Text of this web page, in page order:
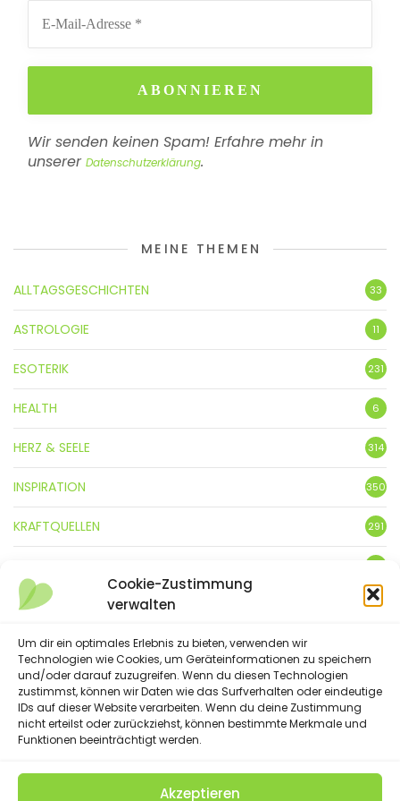
Cookie-Zustimmung
verwalten
Um dir ein optimales Erlebnis zu bieten, verwenden wir
Technologien wie Cookies, um Geräteinformationen zu speichern
und/oder darauf zuzugreifen. Wenn du diesen Technologien
zustimmst, können wir Daten wie das Surfverhalten oder eindeutige
IDs auf dieser Website verarbeiten. Wenn du deine Zustimmung
nicht erteilst oder zurückziehst, können bestimmte Merkmale und
Funktionen beeinträchtigt werden.
Akzeptieren
Wir senden keinen Spam! Erfahre mehr in
unserer Datenschutzerklärung.
MEINE THEMEN
ALLTAGSGESCHICHTEN 33
ASTROLOGIE 11
ESOTERIK 231
HEALTH 6
HERZ & SEELE 314
INSPIRATION 350
KRAFTQUELLEN 291
3
LEBENSFREUDE 359
LIFESTYLE
NATUR
SPRÜCHE & GEDICHTE